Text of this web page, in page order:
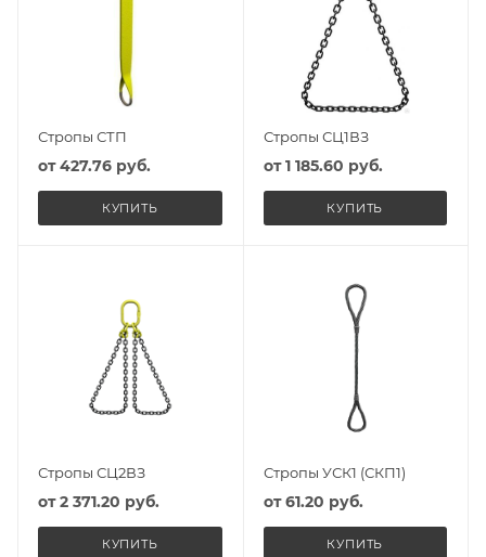
Стропы СТП
от427.76 руб.
КУПИТЬ
Стропы СЦ1ВЗ
от1 185.60 руб.
КУПИТЬ
Стропы СЦ2ВЗ
от2 371.20 руб.
КУПИТЬ
Стропы УСК1 (СКП1)
от61.20 руб.
КУПИТЬ